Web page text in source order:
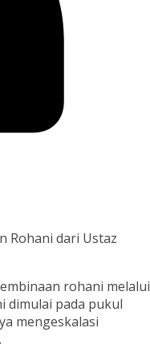
Rohani dari Ustaz
rohani melalui
dimulai pada pukul
mengeskalasi